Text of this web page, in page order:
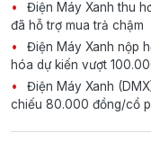
Điện Máy Xanh thu
đã hỗ trợ mua trả chậm
Điện Máy Xanh nộp
hóa dự kiến vượt
Điện Máy Xanh
chiếu 80.000 đồng/cổ